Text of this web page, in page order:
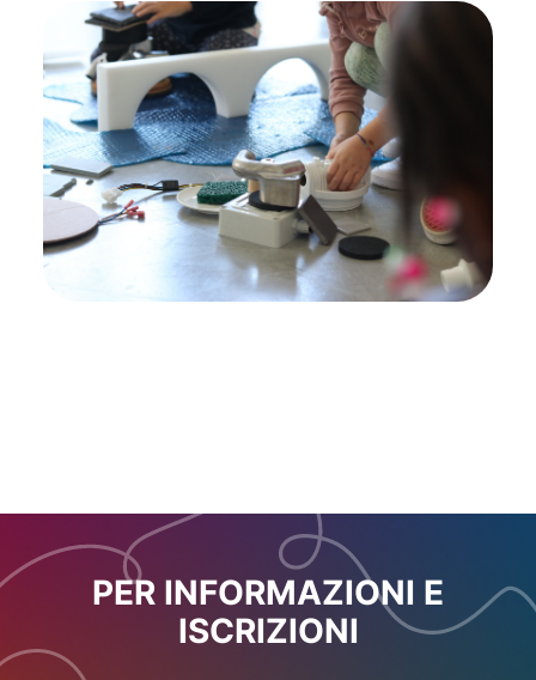
PER INFORMAZIONI E
ISCRIZIONI